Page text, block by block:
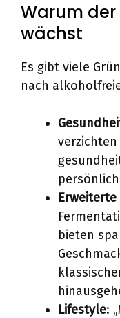
Warum
wächst
Es gibt viele
nach
bieten
Lifestyle: